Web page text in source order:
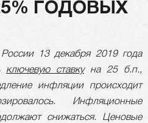
ГОДОВЫХ
13 декабря 2019 года
ключевую ставкуна 25 б.п.,
инфляции происходит
Инфляционные
снижаться. Ценовые